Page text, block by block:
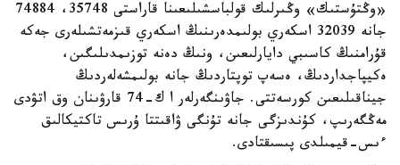
«وڭتۇستىك» وڭىرلىك قولباسشىلىعىنا قاراستى 35748، 74884
جانە 32039 اسكەري بولىمدەرىنىڭ اسكەري قىزمەتشىلەرى جەكە
قۇرامنىڭ كاسىبي دايارلىعىن، ونىڭ دەنە توزىمدىلىگىن،
ەكيپاجداردىڭ، ەسەپ توپتاردىڭ جانە بولىمشەلەردىڭ
جيناقىلىعىن كورسەتتى. جاۋىنگەرلەر ا ك-74 قارۋىنان وق اتۋدى
مەڭگەرىپ، كۇندىزگى جانە تۇنگى ۋاقىتتا ۇرىس تاكتيكالىق
ءىس-قيمىلدى پىسىقتادى.